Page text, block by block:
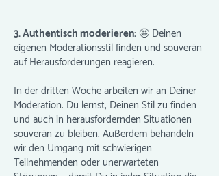
3. Authentisch moderieren: 🤩 Deinen
eigenen Moderationsstil finden und souverän
auf Herausforderungen reagieren.
In der dritten Woche arbeiten wir an Deiner
Moderation. Du lernst, Deinen Stil zu finden
und auch in herausfordernden Situationen
souverän zu bleiben. Außerdem behandeln
wir den Umgang mit schwierigen
Teilnehmenden oder unerwarteten